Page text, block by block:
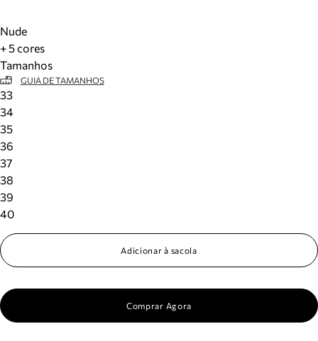
Nude
+ 5 cores
Tamanhos
GUIA DE TAMANHOS
33
34
35
36
37
38
39
40
Adicionar à sacola
Comprar Agora